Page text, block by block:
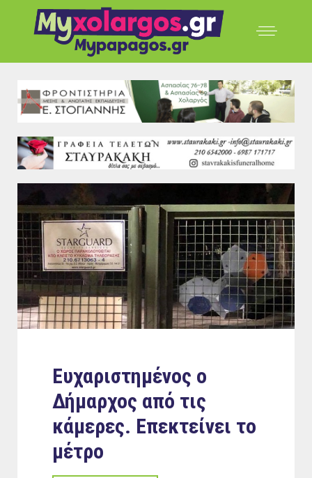
Ευχαριστημένος ο
Δήμαρχος από τις
κάμερες. Επεκτείνει το
μέτρο